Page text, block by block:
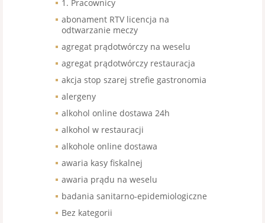
1. Pracownicy
abonament RTV licencja na
odtwarzanie meczy
agregat prądotwórczy na weselu
agregat prądotwórczy restauracja
akcja stop szarej strefie gastronomia
alergeny
alkohol online dostawa 24h
alkohol w restauracji
alkohole online dostawa
awaria kasy fiskalnej
awaria prądu na weselu
badania sanitarno-epidemiologiczne
Bez kategorii